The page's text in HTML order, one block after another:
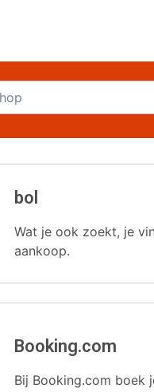
bol
Wat je ook zoekt, je
aankoop.
Booking.com
Bij Booking.com boek